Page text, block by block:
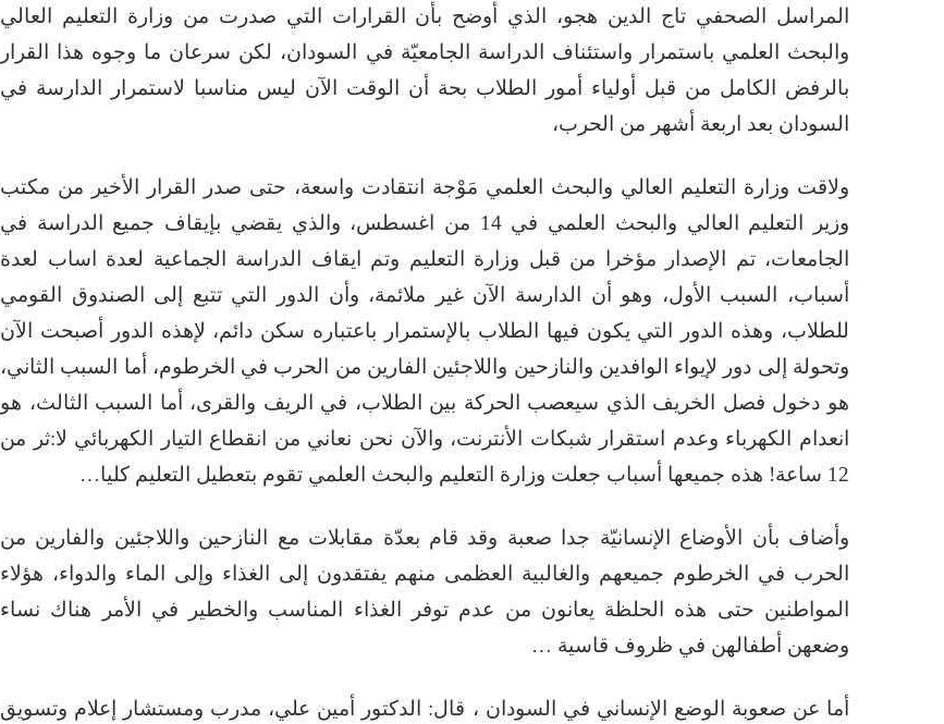
المراسل الصحفي تاج الدين هجو، الذي أوضح بأن القرارات التي صدرت من وزارة التعليم العالي
والبحث العلمي باستمرار واستئناف الدراسة الجامعيّة في السودان، لكن سرعان ما وجوه هذا القرار
بالرفض الكامل من قبل أولياء أمور الطلاب بحة أن الوقت الآن ليس مناسبا لاستمرار الدارسة في
السودان بعد اربعة أشهر من الحرب،
ولاقت وزارة التعليم العالي والبحث العلمي مَوْجة انتقادت واسعة، حتى صدر القرار الأخير من مكتب
وزير التعليم العالي والبحث العلمي في 14 من اغسطس، والذي يقضي بإيقاف جميع الدراسة في
الجامعات، تم الإصدار مؤخرا من قبل وزارة التعليم وتم ايقاف الدراسة الجماعية لعدة اساب لعدة
أسباب، السبب الأول، وهو أن الدارسة الآن غير ملائمة، وأن الدور التي تتبع إلى الصندوق القومي
للطلاب، وهذه الدور التي يكون فيها الطلاب بالإستمرار باعتباره سكن دائم، لإهذه الدور أصبحت الآن
وتحولة إلى دور لإيواء الوافدين والنازحين واللاجئين الفارين من الحرب في الخرطوم، أما السبب الثاني،
هو دخول فصل الخريف الذي سيعصب الحركة بين الطلاب، في الريف والقرى، أما السبب الثالث، هو
انعدام الكهرباء وعدم استقرار شبكات الأنترنت، والآن نحن نعاني من انقطاع التيار الكهربائي لا:ثر من
12 ساعة! هذه جميعها أسباب جعلت وزارة التعليم والبحث العلمي تقوم بتعطيل التعليم كليا…
وأضاف بأن الأوضاع الإنسانيّة جدا صعبة وقد قام بعدّة مقابلات مع النازحين واللاجئين والفارين من
الحرب في الخرطوم جميعهم والغالبية العظمى منهم يفتقدون إلى الغذاء وإلى الماء والدواء، هؤلاء
المواطنين حتى هذه الحلظة يعانون من عدم توفر الغذاء المناسب والخطير في الأمر هناك نساء
وضعهن أطفالهن في ظروف قاسية …
أما عن صعوبة الوضع الإنساني في السودان ، قال: الدكتور أمين علي، مدرب ومستشار إعلام وتسويق